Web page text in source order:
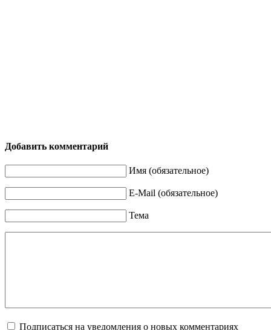
Добавить комментарий
Имя (обязательное)
E-Mail (обязательное)
Тема
Подписаться на уведомления о новых комментариях